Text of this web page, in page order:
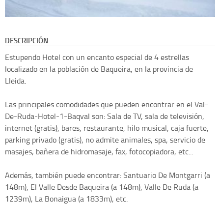
DESCRIPCIÓN
Estupendo Hotel con un encanto especial de 4 estrellas
localizado en la población de Baqueira, en la provincia de
Lleida.
Las principales comodidades que pueden encontrar en el Val-
De-Ruda-Hotel-1-Baqval son: Sala de TV, sala de televisión,
internet (gratis), bares, restaurante, hilo musical, caja fuerte,
parking privado (gratis), no admite animales, spa, servicio de
masajes, bañera de hidromasaje, fax, fotocopiadora, etc...
Además, también puede encontrar: Santuario De Montgarri (a
148m), El Valle Desde Baqueira (a 148m), Valle De Ruda (a
1239m), La Bonaigua (a 1833m), etc.